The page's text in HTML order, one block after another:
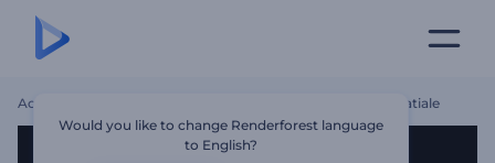
Accueil Animation De Logo - Explosion Hyperspatiale
Would you like to change Renderforest language
to English?